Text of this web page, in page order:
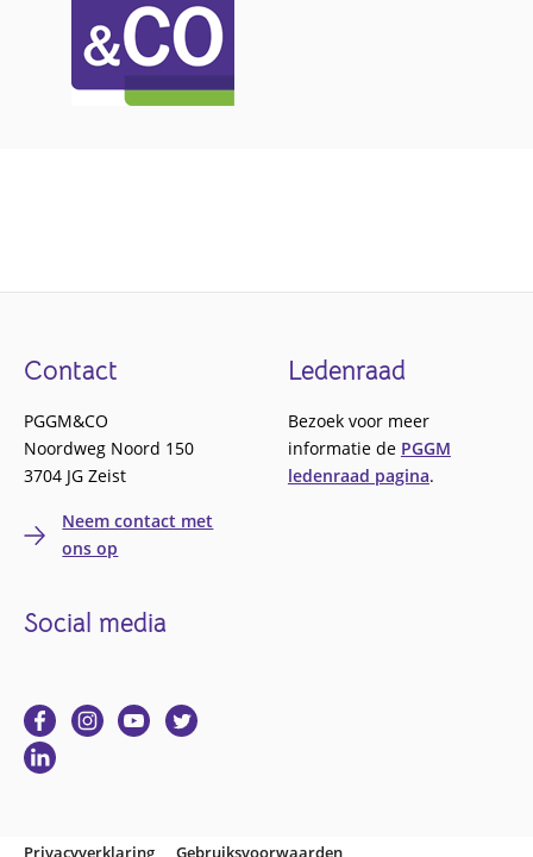
Footer
Contact
PGGM&CO
Noordweg Noord 150
3704 JG Zeist
Neem contact met
ons op
Ledenraad
Bezoek voor meer
informatie de PGGM
ledenraad pagina.
Social media
Ga
naar
Facebook
Ga
Ga
Ga
Ga